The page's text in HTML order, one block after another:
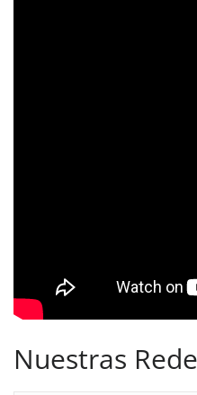
Nuestras